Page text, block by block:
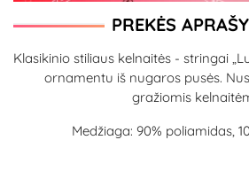
PREKĖS
Klasikinio stiliaus kelnaitės - stringai
ornamentu iš nugaros pusės.
gražiomis
Medžiaga: 90% poliamidas,